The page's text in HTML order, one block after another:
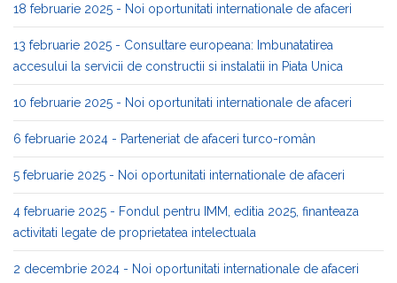
18 februarie 2025 - Noi oportunitati internationale de afaceri
13 februarie 2025 - Consultare europeana: Imbunatatirea
accesului la servicii de constructii si instalatii in Piata Unica
10 februarie 2025 - Noi oportunitati internationale de afaceri
6 februarie 2024 - Parteneriat de afaceri turco-român
5 februarie 2025 - Noi oportunitati internationale de afaceri
4 februarie 2025 - Fondul pentru IMM, editia 2025, finanteaza
activitati legate de proprietatea intelectuala
2 decembrie 2024 - Noi oportunitati internationale de afaceri